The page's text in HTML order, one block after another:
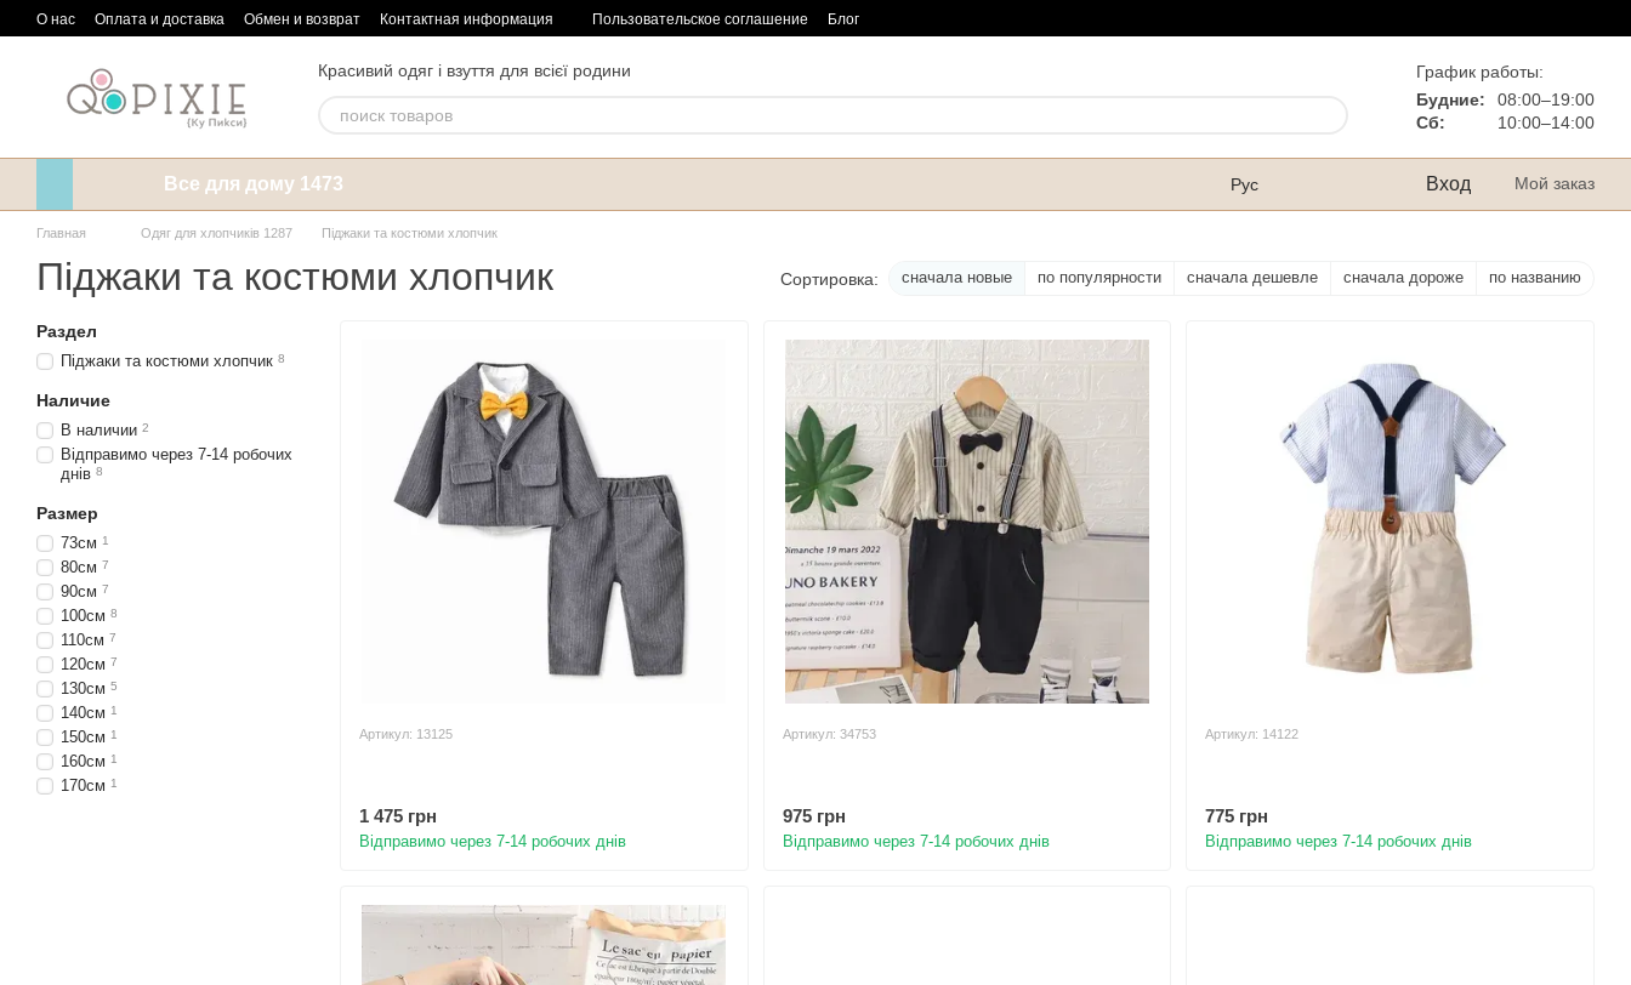
Перейти к основному контенту
О нас Оплата и доставка Обмен и возврат Контактная информация Пользовательское соглашение Блог
Красивий одяг і взуття для всієї родини
График работы:
Будние:
08:00–19:00
Сб:
10:00–14:00
Все для дому 1473 Рус Вход Мой заказ
Главная Одяг для хлопчиків 1287 Піджаки та костюми хлопчик
Піджаки та костюми хлопчик Сортировка: сначала новые по популярности сначала дешевле сначала дороже по названию
Артикул: 13125
1 475 грн
Відправимо через 7-14 робочих днів
Артикул: 34753
975 грн
Відправимо через 7-14 робочих днів
Артикул: 14122
775 грн
Відправимо через 7-14 робочих днів
Раздел
Піджаки та костюми хлопчик 8
Наличие
В наличии 2
Відправимо через 7-14 робочих
днів 8
Размер
73см 1
80см 7
90см 7
100см 8
110см 7
120см 7
130см 5
140см 1
150см 1
160см 1
170см 1